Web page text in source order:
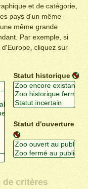
et de catégorie,
pays d'un même
même grande
Par exemple, si
cliquez sur
Statut historique
Statut d'ouverture
de critères